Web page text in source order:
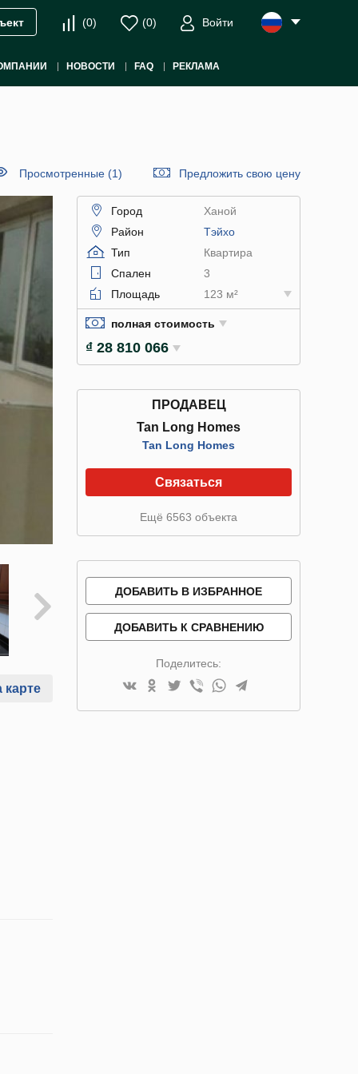
(0) (0) Войти
НОВОСТИ FAQ РЕКЛАМА
Просмотренные (1) Предложить свою цену
карте
Город
Ханой
Район
Тэйхо
Тип
Квартира
Спален
3
Площадь
123 м²
полная стоимость
₫ 28 810 066
ПРОДАВЕЦ
Tan Long Homes
Tan Long Homes
Связаться
Ещё 6563 объекта
ДОБАВИТЬ В ИЗБРАННОЕ
ДОБАВИТЬ К СРАВНЕНИЮ
Поделитесь: